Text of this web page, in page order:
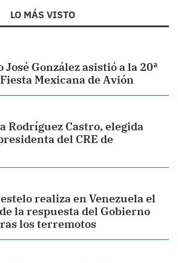
LO MÁS VISTO
González asistió a la 20ª
Mexicana de Avión
Rodríguez Castro, elegida
del CRE de
realiza en Venezuela el
la respuesta del Gobierno
los terremotos